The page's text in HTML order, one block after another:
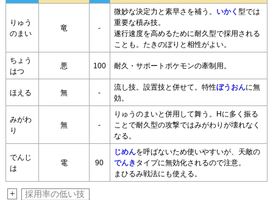
りゅう
のまい
竜 -
微妙な決定力と素早さを補う。 いかく 型では
重要な積み技。
遂行速度を高めるために耐久型で採用される
ことも。たきのぼりと相性がよい。
ちょう
はつ
悪 100 耐久・サポートポケモンの牽制用。
ほえる 無 -
流し技。設置技と併せて。特性ぼうおんに無
効。
みがわ
り
無 -
りゅうのまいと併用して舞う。Hに多く振る
ことで耐久型の攻撃ではみがわりが壊れなく
なる。
でんじ
は
電 90
じめんを呼ばないため使いやすいが、天敵の
でんき タイプに無効化されるので注意。
まひるみ戦法にも使える。
+ 採用率の低い技